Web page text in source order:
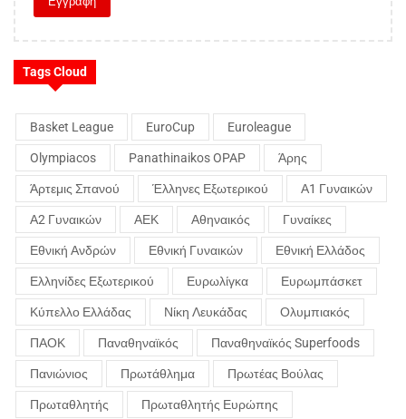
Tags Cloud
Basket League EuroCup Euroleague
Olympiacos Panathinaikos OPAP Άρης
Άρτεμις Σπανού Έλληνες Εξωτερικού Α1 Γυναικών
Α2 Γυναικών ΑΕΚ Αθηναικός Γυναίκες
Εθνική Ανδρών Εθνική Γυναικών Εθνική Ελλάδος
Ελληνίδες Εξωτερικού Ευρωλίγκα Ευρωμπάσκετ
Κύπελλο Ελλάδας Νίκη Λευκάδας Ολυμπιακός
ΠΑΟΚ Παναθηναϊκός Παναθηναϊκός Superfoods
Πανιώνιος Πρωτάθλημα Πρωτέας Βούλας
Πρωταθλητής Πρωταθλητής Ευρώπης